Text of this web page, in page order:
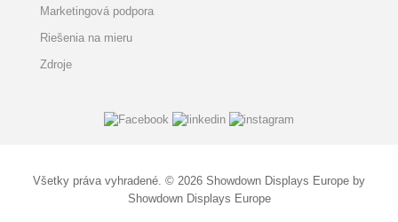
Marketingová podpora
Riešenia na mieru
Zdroje
Všetky práva vyhradené. © 2026 Showdown Displays Europe by
Showdown Displays Europe